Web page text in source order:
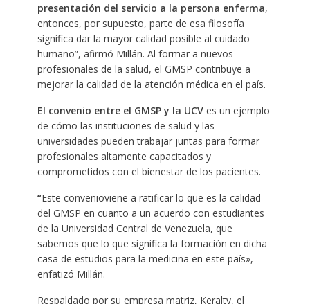
presentación del servicio a la persona enferma,
entonces, por supuesto, parte de esa filosofía
significa dar la mayor calidad posible al cuidado
humano”, afirmó Millán. Al formar a nuevos
profesionales de la salud, el GMSP contribuye a
mejorar la calidad de la atención médica en el país.
El convenio entre el GMSP y la UCVes un ejemplo
de cómo las instituciones de salud y las
universidades pueden trabajar juntas para formar
profesionales altamente capacitados y
comprometidos con el bienestar de los pacientes.
“Este convenioviene a ratificar lo que es la calidad
del GMSP en cuanto a un acuerdo con estudiantes
de la Universidad Central de Venezuela, que
sabemos que lo que significa la formación en dicha
casa de estudios para la medicina en este país»,
enfatizó Millán.
Respaldado por su empresa matriz, Keralty, el